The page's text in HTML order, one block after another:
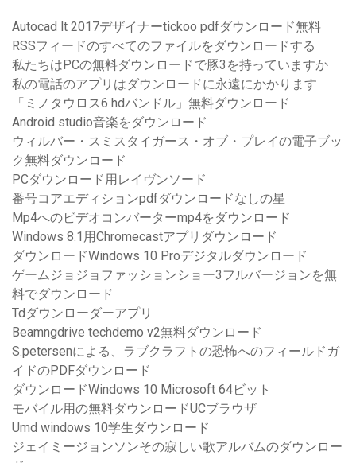
Autocad lt 2017デザイナーtickoo pdfダウンロード無料
RSSフィードのすべてのファイルをダウンロードする
私たちはPCの無料ダウンロードで豚3を持っていますか
私の電話のアプリはダウンロードに永遠にかかります
「ミノタウロス6 hdバンドル」無料ダウンロード
Android studio音楽をダウンロード
ウィルバー・スミスタイガース・オブ・プレイの電子ブッ
ク無料ダウンロード
PCダウンロード用レイヴンソード
番号コアエディションpdfダウンロードなしの星
Mp4へのビデオコンバーターmp4をダウンロード
Windows 8.1用Chromecastアプリダウンロード
ダウンロードWindows 10 Proデジタルダウンロード
ゲームジョジョファッションショー3フルバージョンを無
料でダウンロード
Tdダウンローダーアプリ
Beamngdrive techdemo v2無料ダウンロード
S.petersenによる、ラブクラフトの恐怖へのフィールドガ
イドのPDFダウンロード
ダウンロードWindows 10 Microsoft 64ビット
モバイル用の無料ダウンロードUCブラウザ
Umd windows 10学生ダウンロード
ジェイミージョンソンその寂しい歌アルバムのダウンロー